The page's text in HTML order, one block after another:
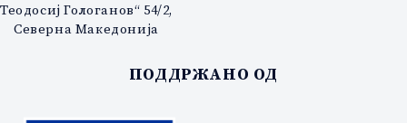
Теодосиј Гологанов“ 54/2,
Северна Македонија
ПОДДРЖАНО ОД